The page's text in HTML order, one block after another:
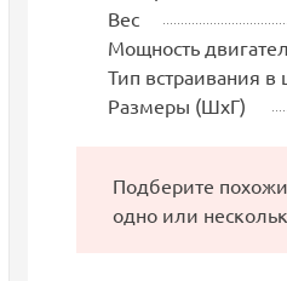
Вес
Мощность
Тип встраивания
Размеры (ШхГ)
Подберите
одно или